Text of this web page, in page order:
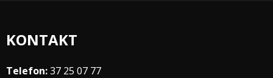
KONTAKT
Telefon:37 25 07 77